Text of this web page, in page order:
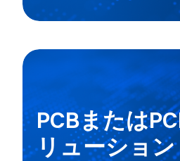
PCBまたは
リューション